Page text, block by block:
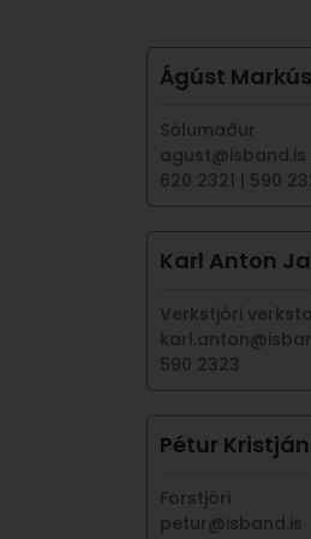
Ágúst
Sölumaður
agust@isband.is
620 2321 | 590
Karl Anton
Verkstjóri
590 2323
Pétur
Forstjóri
petur@isband.is